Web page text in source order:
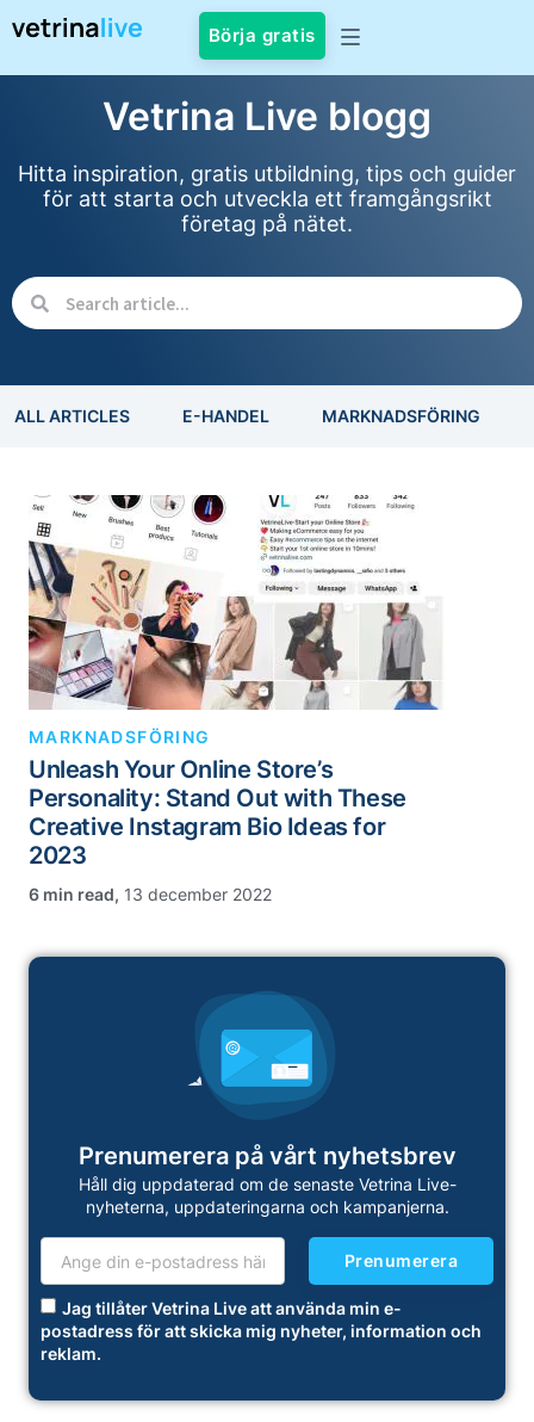
Börja gratis
Vetrina Live blogg
Hitta inspiration, gratis utbildning, tips och guider
för att starta och utveckla ett framgångsrikt
företag på nätet.
ALL ARTICLES E-HANDEL MARKNADSFÖRING
MARKNADSFÖRING
Unleash Your Online Store’s
Personality: Stand Out with These
Creative Instagram Bio Ideas for
2023
, 13 december 2022
Prenumerera på vårt nyhetsbrev
Håll dig uppdaterad om de senaste Vetrina Live-
nyheterna, uppdateringarna och kampanjerna.
Jag tillåter Vetrina Live att använda min e-
postadress för att skicka mig nyheter, information och
reklam.
Prenumerera